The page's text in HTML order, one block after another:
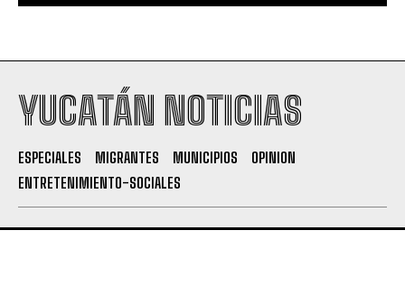
YUCATÁN NOTICIAS
ESPECIALES MIGRANTES MUNICIPIOS
OPINION
ENTRETENIMIENTO-SOCIALES